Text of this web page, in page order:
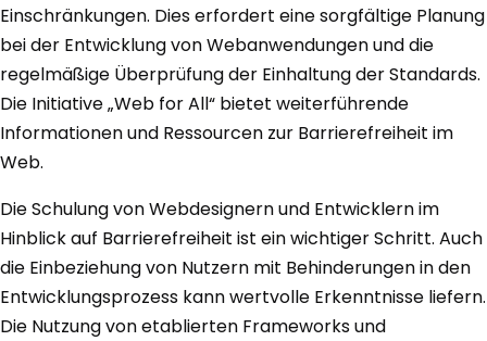
Einschränkungen. Dies erfordert eine sorgfältige Planung
bei der Entwicklung von Webanwendungen und die
regelmäßige Überprüfung der Einhaltung der Standards.
Die Initiative „Web for All“ bietet weiterführende
Informationen und Ressourcen zur Barrierefreiheit im
Web.
Die Schulung von Webdesignern und Entwicklern im
Hinblick auf Barrierefreiheit ist ein wichtiger Schritt. Auch
die Einbeziehung von Nutzern mit Behinderungen in den
Entwicklungsprozess kann wertvolle Erkenntnisse liefern.
Die Nutzung von etablierten Frameworks und